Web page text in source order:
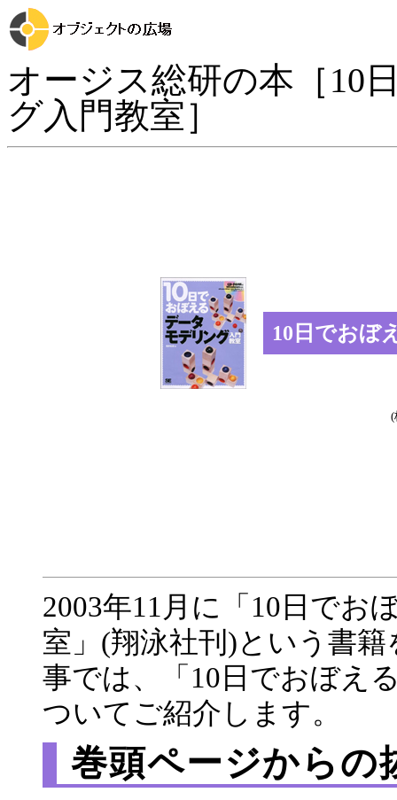
オージス総研の本［10
グ入門教室］
10日でおぼ
(
2003年11月に「10日でお
室」(翔泳社刊)という書
事では、「10日でおぼえ
ついてご紹介します。
巻頭ページからの